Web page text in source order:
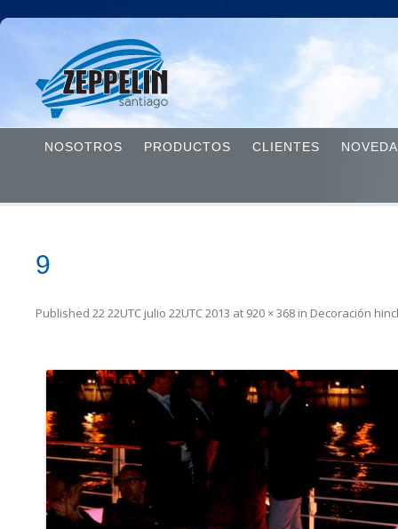
NOSOTROS PRODUCTOS CLIENTES
9
Published 22 22UTC julio 22UTC 2013 at 920 × 368 in Decoración